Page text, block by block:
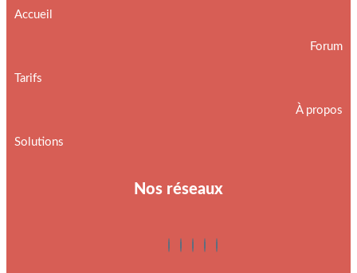
Accueil
Tarifs
Solutions
Forum
À propos
Nos réseaux